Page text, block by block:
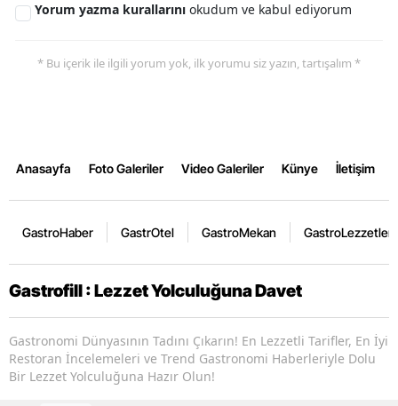
Yorum yazma kurallarını okudum ve kabul ediyorum
* Bu içerik ile ilgili yorum yok, ilk yorumu siz yazın, tartışalım *
Anasayfa Foto Galeriler Video Galeriler Künye İletişim
GastroHaber GastrOtel GastroMekan GastroLezzetler
Gastrofill : Lezzet Yolculuğuna Davet
Gastronomi Dünyasının Tadını Çıkarın! En Lezzetli Tarifler, En İyi
Restoran İncelemeleri ve Trend Gastronomi Haberleriyle Dolu
Bir Lezzet Yolculuğuna Hazır Olun!